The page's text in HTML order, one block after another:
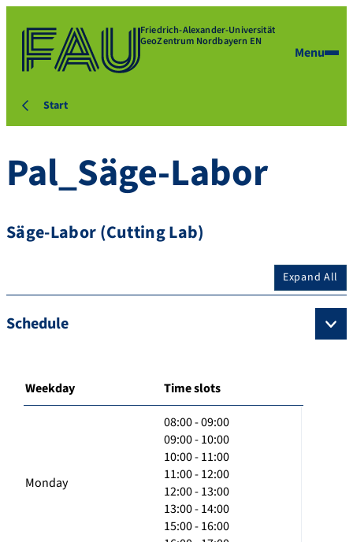
Friedrich-Alexander-Universität
GeoZentrum Nordbayern EN
Menu
Start
Pal_Säge-Labor
Säge-Labor (Cutting Lab)
Expand All
Schedule
Weekday Time slots
Monday
08:00 - 09:00
09:00 - 10:00
10:00 - 11:00
11:00 - 12:00
12:00 - 13:00
13:00 - 14:00
15:00 - 16:00